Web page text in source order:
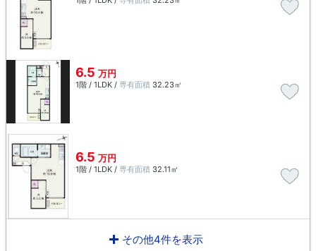
6.5 万円
1階 / 1LDK / 専有面積 32.23㎡
6.5 万円
1階 / 1LDK / 専有面積 32.11㎡
その他4件を表示